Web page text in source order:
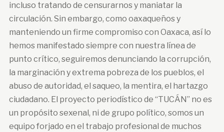
incluso tratando de censurarnos y maniatar la
circulación. Sin embargo, como oaxaqueños y
manteniendo un firme compromiso con Oaxaca, así lo
hemos manifestado siempre con nuestra línea de
punto crítico, seguiremos denunciando la corrupción,
la marginación y extrema pobreza de los pueblos, el
abuso de autoridad, el saqueo, la mentira, el hartazgo
ciudadano. El proyecto periodístico de “TUCÁN” no es
un propósito sexenal, ni de grupo político, somos un
equipo forjado en el trabajo profesional de muchos